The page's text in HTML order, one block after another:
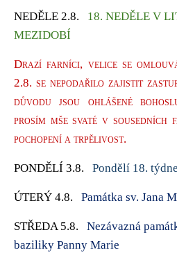
NEDĚLE 2.8. 18. NEDĚLE V
MEZIDOBÍ
Drazí farníci, velice se
2.8. se nepodařilo zajistit
důvodu jsou ohlášené
prosím mše svaté v sousedních
pochopení a trpělivost.
PONDĚLÍ 3.8. Pondělí 18.
ÚTERÝ 4.8. Památka sv. Jana
STŘEDA 5.8. Nezávazná
baziliky Panny Marie